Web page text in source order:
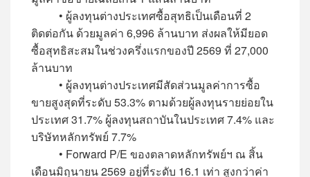
• ผู้ลงทุนต่างประเทศซื้อสุทธิเป็นเดือนที่ 2
ติดต่อกัน ด้วยมูลค่า 6,996 ล้านบาท ส่งผลให้มียอด
ซื้อสุทธิสะสมในช่วงครึ่งแรกของปี 2569 ที่ 27,000
ล้านบาท
• ผู้ลงทุนต่างประเทศมีสัดส่วนมูลค่าการซื้อ
ขายสูงสุดที่ระดับ 53.3% ตามด้วยผู้ลงทุนรายย่อยใน
ประเทศ 31.7% ผู้ลงทุนสถาบันในประเทศ 7.4% และ
บริษัทหลักทรัพย์ 7.7%
• Forward P/E ของตลาดหลักทรัพย์ฯ ณ สิ้น
เดือนมิถุนายน 2569 อยู่ที่ระดับ 16.1 เท่า สูงกว่าค่า